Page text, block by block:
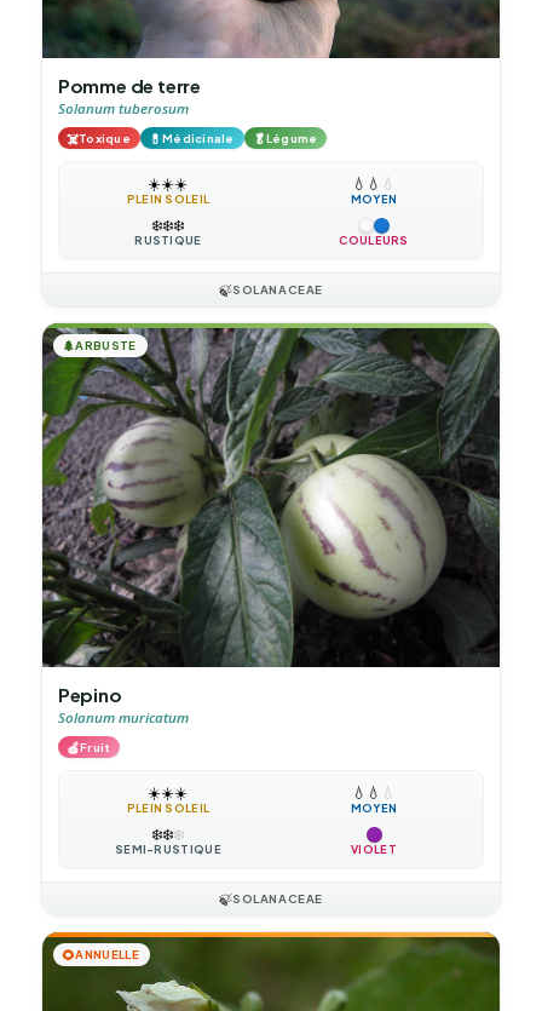
Pomme de terre
Solanum tuberosum
☠️Toxique 💊Médicinale 🥬Légume
☀️☀️☀️
PLEIN SOLEIL
💧 💧 💧
MOYEN
❄️❄️❄️
RUSTIQUE COULEURS
🍃SOLANACEAE
🌲ARBUSTE
Pepino
Solanum muricatum
🍎Fruit
☀️☀️☀️
PLEIN SOLEIL
💧 💧 💧
MOYEN
❄️❄️❄️
SEMI-RUSTIQUE VIOLET
🍃SOLANACEAE
🌻ANNUELLE